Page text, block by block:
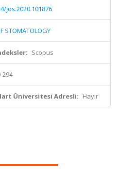
jos.2020.101876
STOMATOLOGY
Scopus
294
Üniversitesi Adresli: Hayır